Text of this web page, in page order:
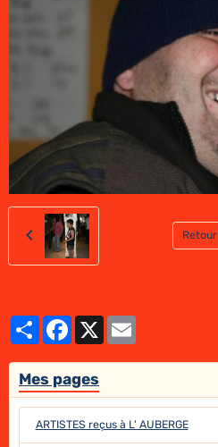
Retour
PartagerFacebook
X
Mes pages
ARTISTES reçus à L' AUBERGE